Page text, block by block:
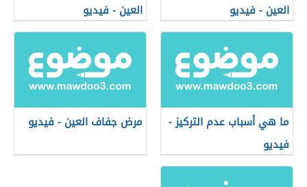
العين - فيديو
العين - فيديو
ما هي أسباب عدم التركيز -
فيديو
مرض جفاف العين - فيديو